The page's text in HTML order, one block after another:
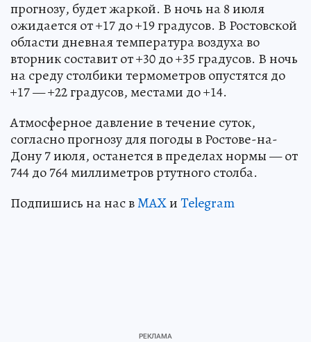
прогнозу, будет жаркой. В ночь на 8 июля
ожидается от +17 до +19 градусов. В Ростовской
области дневная температура воздуха во
вторник составит от +30 до +35 градусов. В ночь
на среду столбики термометров опустятся до
+17 — +22 градусов, местами до +14.
Атмосферное давление в течение суток,
согласно прогнозу для погоды в Ростове-на-
Дону 7 июля, останется в пределах нормы — от
744 до 764 миллиметров ртутного столба.
Подпишись на нас вMAXиTelegram